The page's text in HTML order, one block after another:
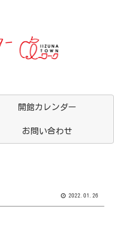
開館カレンダー
お問い合わせ
2022.01.26